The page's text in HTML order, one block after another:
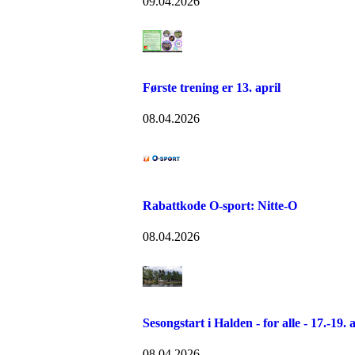
Første trening er 13. april
08.04.2026
Rabattkode O-sport: Nitte-O
08.04.2026
Sesongstart i Halden - for alle - 17.-19.